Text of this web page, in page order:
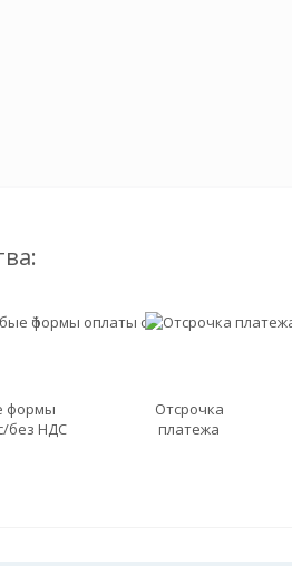
формы
без НДС
Отсрочка
платежа